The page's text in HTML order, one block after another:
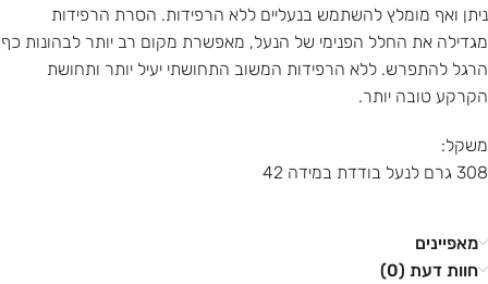
ניתן ואף מומלץ להשתמש בנעליים ללא הרפידות. הסרת הרפידות
מגדילה את החלל הפנימי של הנעל, מאפשרת מקום רב יותר לבהונות כף
הרגל להתפרש. ללא הרפידות המשוב התחושתי יעיל יותר ותחושת
הקרקע טובה יותר.
משקל:
308 גרם לנעל בודדת במידה 42
מאפיינים
חוות דעת (0)